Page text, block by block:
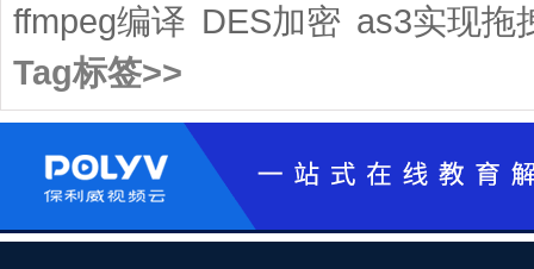
ffmpeg编译 DES加密 as3实现拖
Tag标签>>